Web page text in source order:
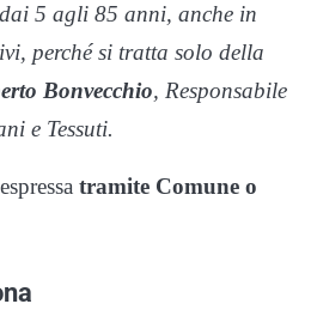
5 agli 85 anni, anche in
perché si tratta solo della
Bonvecchio, Responsabile
e Tessuti.
tramite Comune o